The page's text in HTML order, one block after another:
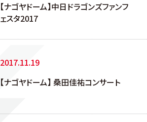
【ナゴヤドーム】中日ドラゴンズファンフ
ェスタ2017
2017.11.19
【ナゴヤドーム】 桑田佳祐コンサート